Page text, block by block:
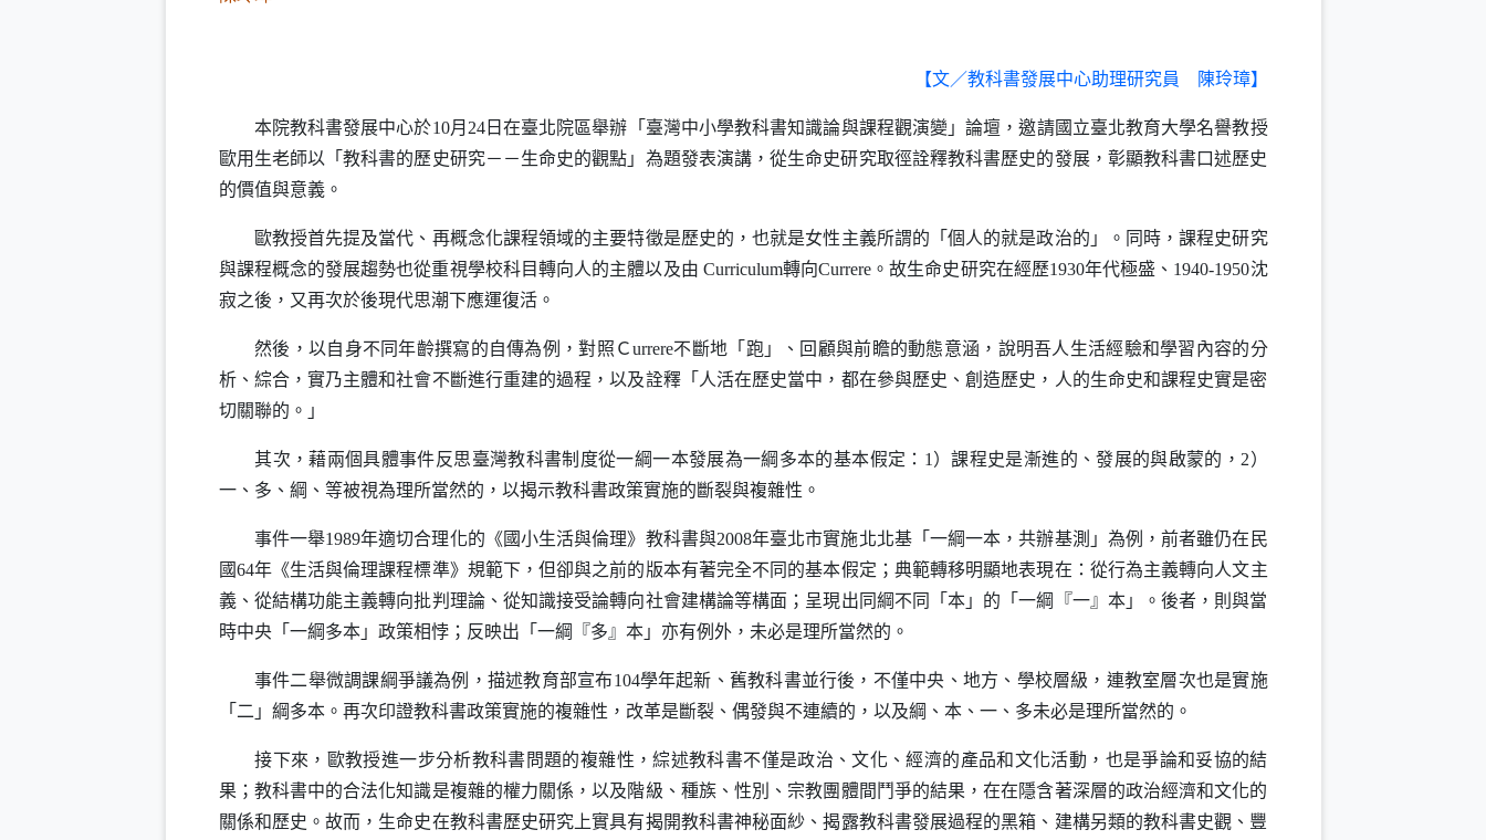
【文／教科書發展中心助理研究員 陳玲璋】
本院教科書發展中心於10月 24日在臺北院區舉辦「臺灣中小學教科書知識論與課程觀演變」論壇，邀請國立臺北教育大學名譽教授
歐用生老師以「教科書的歷史研究－－生命史的觀點」為題發表演講，從生命史研究取徑詮釋教科書歷史的發展，彰顯教科書口述歷史
的價值與意義。
歐教授首先提及當代、再概念化課程領域的主要特徵是歷史的，也就是女性主義所謂的「個人的就是政治的」。同時，課程史研究
與課程概念的發展趨勢也從重視學校科目轉向人的主體以及由 Curriculum轉向Currere 。故生命史研究在經歷1930年代極盛、 1940-1950沈
寂之後，又再次於後現代思潮下應運復活。
然後，以自身不同年齡撰寫的自傳為例，對照Ｃurrere不斷地「跑」、回顧與前瞻的動態意涵，說明吾人生活經驗和學習內容的分
析、綜合，實乃主體和社會不斷進行重建的過程，以及詮釋「人活在歷史當中，都在參與歷史、創造歷史，人的生命史和課程史實是密
切關聯的。」
其次，藉兩個具體事件反思臺灣教科書制度從一綱一本發展為一綱多本的基本假定： 1 ）課程史是漸進的、發展的與啟蒙的， 2）
一、多、綱、等被視為理所當然的，以揭示教科書政策實施的斷裂與複雜性。
事件一舉1989年適切合理化的《國小生活與倫理》教科書與2008年臺北市實施北北基「一綱一本，共辦基測」為例，前者雖仍在民
國64年《生活與倫理課程標準》規範下，但卻與之前的版本有著完全不同的基本假定；典範轉移明顯地表現在：從行為主義轉向人文主
義、從結構功能主義轉向批判理論、從知識接受論轉向社會建構論等構面；呈現出同綱不同「本」的「一綱『一』本」。後者，則與當
時中央「一綱多本」政策相悖；反映出「一綱『多』本」亦有例外，未必是理所當然的。
事件二舉微調課綱爭議為例，描述教育部宣布104學年起新、舊教科書並行後，不僅中央、地方、學校層級，連教室層次也是實施
「二」綱多本。再次印證教科書政策實施的複雜性，改革是斷裂、偶發與不連續的，以及綱、本、一、多未必是理所當然的。
接下來，歐教授進一步分析教科書問題的複雜性，綜述教科書不僅是政治、文化、經濟的產品和文化活動，也是爭論和妥協的結
果；教科書中的合法化知識是複雜的權力關係，以及階級、種族、性別、宗教團體間鬥爭的結果，在在隱含著深層的政治經濟和文化的
關係和歷史。故而，生命史在教科書歷史研究上實具有揭開教科書神秘面紗、揭露教科書發展過程的黑箱、建構另類的教科書史觀、豐